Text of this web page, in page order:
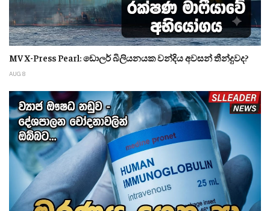
MV X-Press Pearl: ඩොලර් බිලියනයක වන්දිය අවසන් තීන්දුවද?
AUG 8